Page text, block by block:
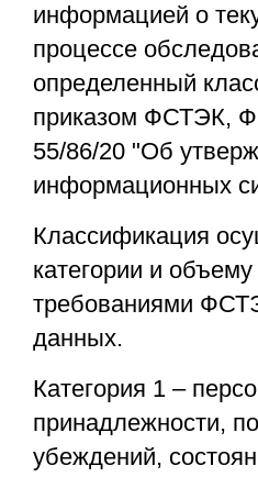
информацией о
процессе
определенный
приказом ФСТЭК,
55/86/20 "Об
информационных
Классификация
категории и
требованиями
данных.
Категория 1 –
принадлежности,
убеждений,